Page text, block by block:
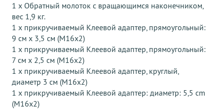
1 x Обратный молоток с вращающимся наконечником,
вес 1,9 кг.
1 x прикручиваемый Клеевой адаптер, прямоугольный:
9 см x 3,5 см (M16x2)
1 x прикручиваемый Клеевой адаптер, прямоугольный:
7 см x 2,5 см (M16x2)
1 x прикручиваемый Клеевой адаптер, круглый,
диаметр 3 см (M16x2)
1 x прикручиваемый Клеевой адаптер: диаметр: 5,5 cm
(M16x2)